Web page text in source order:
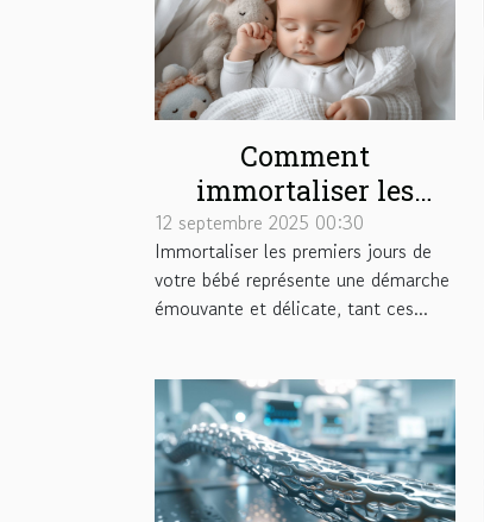
Comment
immortaliser les
premiers jours de
votre bébé avec
sensibilité?
12 septembre 2025 00:30
Immortaliser les premiers jours de
votre bébé représente une démarche
émouvante et délicate, tant ces...